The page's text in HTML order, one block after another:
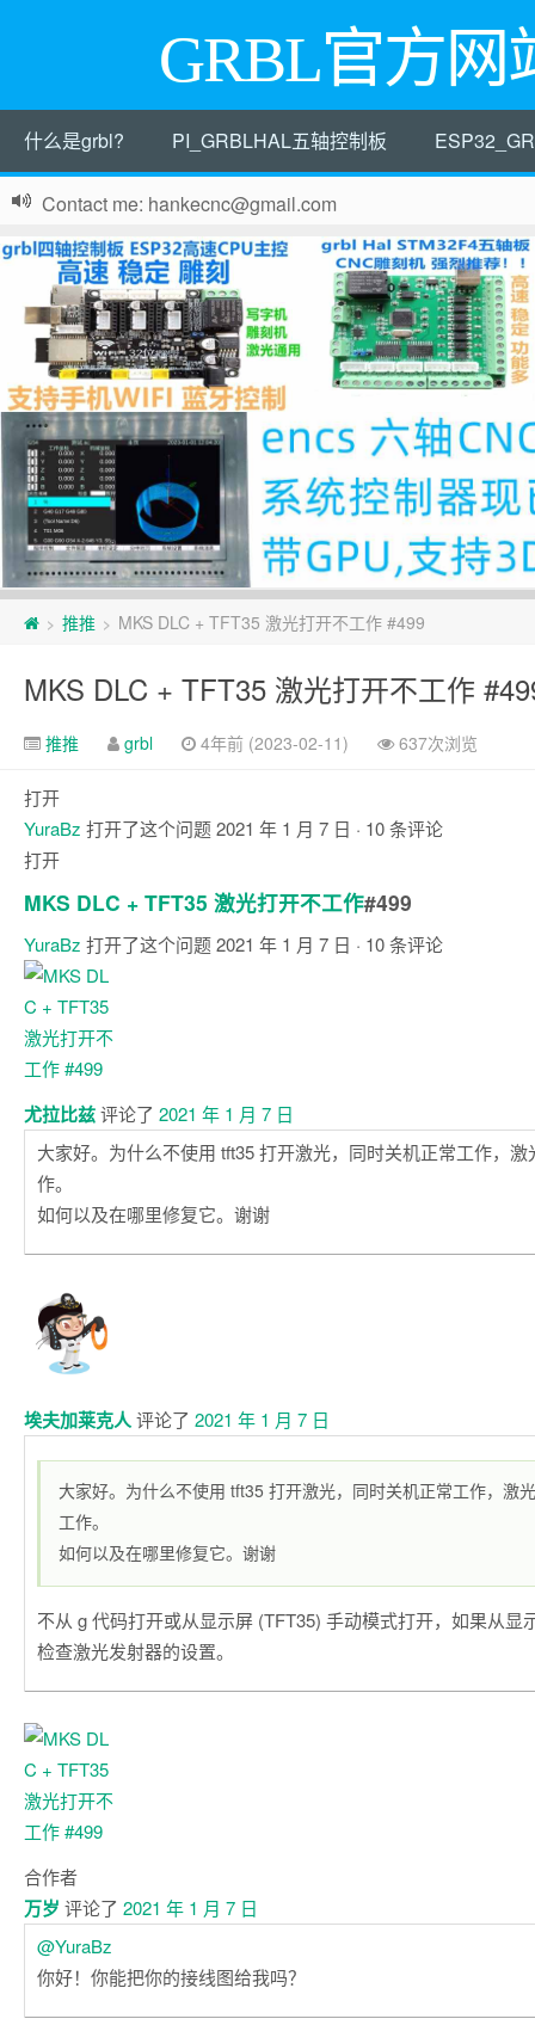
GRBL官方网
什么是grbl? PI_GRBLHAL五轴控制板
Contact me: hankecnc@gmail.com
> 推推 > MKS DLC + TFT35 激光打开不工作 #499
MKS DLC + TFT35 激光打开不工作
推推 grbl 4年前 (2023-02-11) 637次浏览
打开
YuraBz 打开了这个问题2021 年 1 月 7 日 · 10 条评论
打开
MKS DLC + TFT35 激光打开不工作#499
YuraBz 打开了这个问题2021 年 1 月 7 日 · 10 条评论
评
论
尤拉比兹评论了 2021 年 1 月 7 日
大家好。为什么不使用 tft35 打开激光，同时关机正常工作，
作。
如何以及在哪里修复它。谢谢
埃夫加莱克人评论了 2021 年 1 月 7 日
大家好。为什么不使用 tft35 打开激光，同时关机正常工作，激
工作。
如何以及在哪里修复它。谢谢
不从 g 代码打开或从显示屏 (TFT35) 手动模式打开，如果从显
检查激光发射器的设置。
合作者
万岁 评论了 2021 年 1 月 7 日
@YuraBz
你好！你能把你的接线图给我吗？